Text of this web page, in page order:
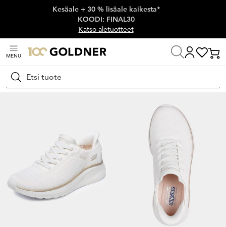
Ohita siirtymä, siirry pääsisältöön
Kesäale + 30 % lisäale kaikesta*
KOODI: FINAL30
Katso aletuotteet
MENU
Hae
Koti Kengät ja asusteet